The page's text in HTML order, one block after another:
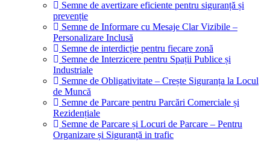
Semne de avertizare eficiente pentru siguranță și
prevenție
Semne de Informare cu Mesaje Clar Vizibile –
Personalizare Inclusă
Semne de interdicție pentru fiecare zonă
Semne de Interzicere pentru Spații Publice și
Industriale
Semne de Obligativitate – Crește Siguranța la Locul
de Muncă
Semne de Parcare pentru Parcări Comerciale și
Rezidențiale
Semne de Parcare și Locuri de Parcare – Pentru
Organizare și Siguranță in trafic